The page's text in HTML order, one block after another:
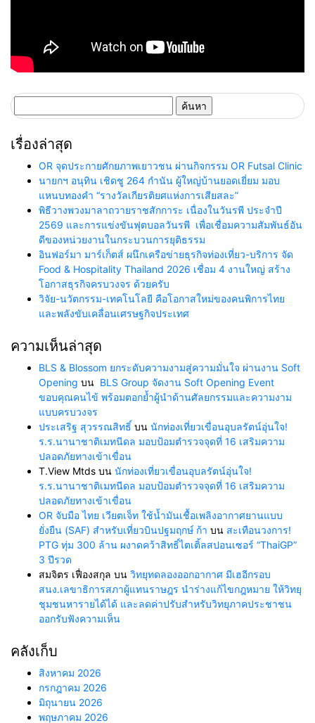
สำหรับ:
เรื่องล่าสุด
OR จุดประกายศักยภาพเยาวชน ผ่านกิจกรรม OR Futsal Clinic
นายกฯ อนุทิน เชิดชู 264 กำนัน ผู้ใหญ่บ้านยอดเยี่ยม มอบ
แหนบทองคำ “รางวัลเกียรติยศแห่งการเสียสละ”
พิธีวางพวงมาลาถวายราชสักการะ เนื่องในวันรพี ประจำปี
2569 และการแข่งขันฟุตบอลวันรพี เพื่อเชื่อมความสัมพันธ์อัน
ดีของหน่วยงานในกระบวนการยุติธรรม
อินฟอร์มา มาร์เก็ตส์ ผนึกเครือข่ายธุรกิจท่องเที่ยว-บริการ จัด
Food & Hospitality Thailand 2026 เชื่อม 4 งานใหญ่ สร้าง
โอกาสธุรกิจครบวงจร ด้วยครับ
วิจัย-นวัตกรรม-เทคโนโลยี คือโอกาสใหม่ของคนพิการไทย
และพลังขับเคลื่อนเศรษฐกิจประเทศ
ความเห็นล่าสุด
BLS & Blossom ยกระดับความงามสู่ความมั่นใจ ผ่านงาน Soft
Opening บน BLS Group จัดงาน Soft Opening Event
ขอบคุณคนไข้ พร้อมตอกย้ำผู้นำด้านศัลยกรรมและความงาม
แบบครบวงจร
ประเสริฐ สุวรรณสิทธิ์ บน นักท่องเที่ยวเขื่อนอุบลรัตน์อุ่นใจ!
ร.ร.นานาชาติเมทนีดล มอบป้อมตำรวจจุดที่ 16 เสริมความ
ปลอดภัยทางเข้าเขื่อน
T.View Mtds บน นักท่องเที่ยวเขื่อนอุบลรัตน์อุ่นใจ!
ร.ร.นานาชาติเมทนีดล มอบป้อมตำรวจจุดที่ 16 เสริมความ
ปลอดภัยทางเข้าเขื่อน
OR จับมือ ไทย เวียตเจ็ท ใช้น้ำมันเชื้อเพลิงอากาศยานแบบ
ยั่งยืน (SAF) สำหรับเที่ยวบินปฐมฤกษ์ ก้า บน สะเทือนวงการ!
PTG ทุ่ม 300 ล้าน ผงาดคว้าสิทธิ์ไตเติ้ลสปอนเซอร์ “ThaiGP”
3 ปีรวด
สมจิตร เฟื่องสกุล บน วิทยุทดลองออกอากาศ มีเฮอีกรอบ
สนง.เลขาธิการสภาผู้แทนราษฎร นำร่างแก้ไขกฎหมาย ให้วิทยุ
ชุมชนหารายได้ได้ และลดค่าปรับสำหรับวิทยุภาคประชาชน
ออกรับฟังความเห็น
คลังเก็บ
สิงหาคม 2026
กรกฎาคม 2026
มิถุนายน 2026
พฤษภาคม 2026